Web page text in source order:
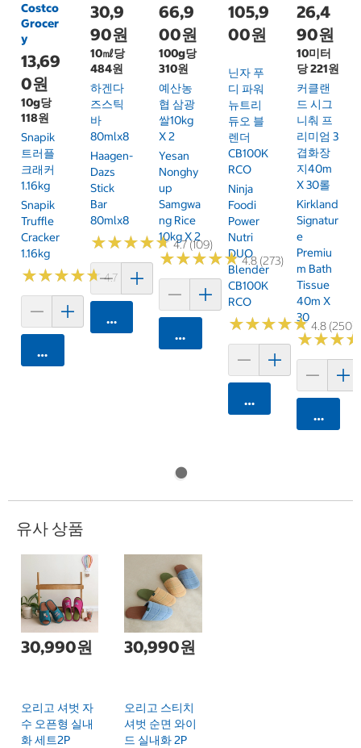
Costco
Grocer
y
13,69
0원
10g당
118원
Snapik
트러플
크래커
1.16kg
Snapik
Truffle
Cracker
1.16kg
★★★★★
★★★★★4.7 (159)
카트에 담기
30,9
90원
10㎖당
484원
하겐다
즈스틱
바
80mlx8
Haagen-
Dazs
Stick
Bar
80mlx8
★★★★★
★★★★★4.7 (109)
카트에 담기
66,9
00원
100g당
310원
예산농
협 삼광
쌀10kg
X 2
Yesan
Nonghy
Up
Samgwa
Ng Rice
10kg X 2
★★★★★
★★★★★4.8 (273)
카트에 담기
105,9
00원
닌자 푸
디 파워
뉴트리
듀오 블
렌더
CB100K
RCO
Ninja
Foodi
Power
Nutri
DUO
Blender
CB100K
RCO
★★★★★
★★★★★4.8 (250)
카트에 담기
26,4
90원
10미터
당 221원
커클랜
드 시그
니춰 프
리미엄 3
겹화장
지40m
X 30롤
Kirkland
Signatur
E
Premiu
M Bath
Tissue
40m X
30
★★★
★★★
카트에
유사 상품
30,990원
오리고 셔벗 자
수 오픈형 실내
화 세트2P
30,990원
오리고 스티치
셔벗 순면 와이
드 실내화 2P